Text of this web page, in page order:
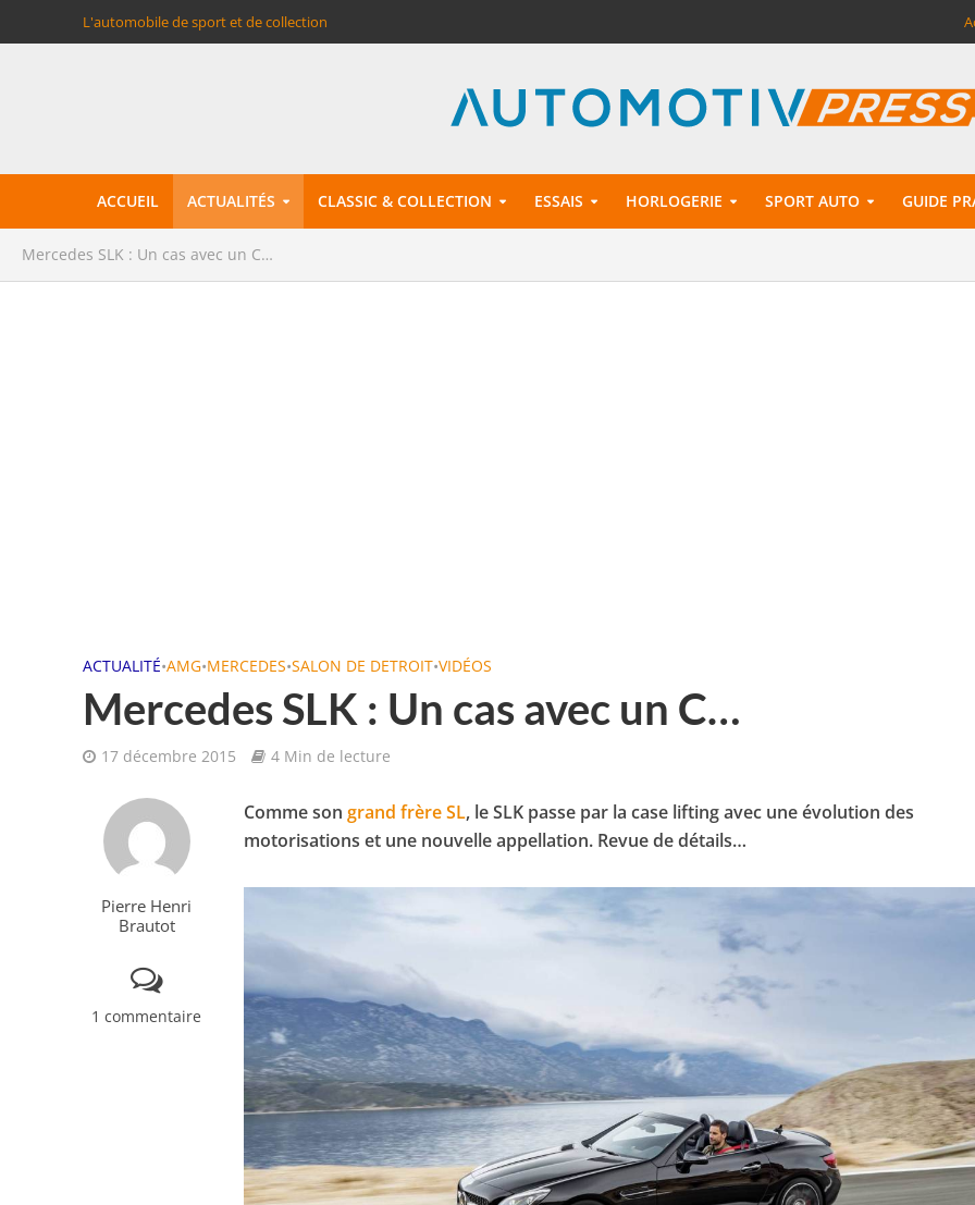
L'automobile de sport et de collection
ACCUEIL ACTUALITÉS CLASSIC & COLLECTION ESSAIS HORLOGERIE SPORT AUTO GUIDE
Mercedes SLK : Un cas avec un C…
ACTUALITÉ•AMG•MERCEDES•SALON DE DETROIT•VIDÉOS
Mercedes SLK : Un cas avec un C…
17 décembre 2015 4 Min de lecture
Pierre Henri
Brautot
1 commentaire
Comme songrand frère SL, le SLK passe par la case lifting avec une évolution des
motorisations et une nouvelle appellation. Revue de détails…